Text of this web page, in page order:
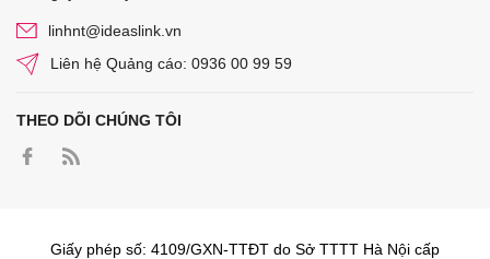
linhnt@ideaslink.vn
Liên hệ Quảng cáo: 0936 00 99 59
THEO DÕI CHÚNG TÔI
Giấy phép số: 4109/GXN-TTĐT do Sở TTTT Hà Nội cấp